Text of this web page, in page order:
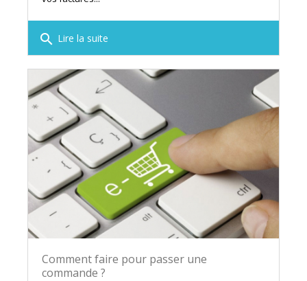
search Lire la suite
Comment faire pour passer une
commande ?